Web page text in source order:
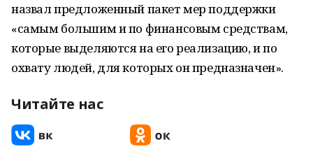
назвал предложенный пакет мер поддержки
«самым большим и по финансовым средствам,
которые выделяются на его реализацию, и по
охвату людей, для которых он предназначен».
Читайте нас